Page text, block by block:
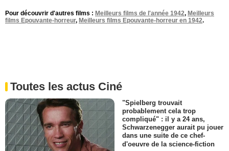
Pour découvrir d'autres films : Meilleurs films de l'année 1942, Meilleurs
films Epouvante-horreur, Meilleurs films Epouvante-horreur en 1942.
Toutes les actus Ciné
"Spielberg trouvait
probablement cela trop
compliqué" : il y a 24 ans,
Schwarzenegger aurait pu jouer
dans une suite de ce chef-
d'oeuvre de la science-fiction